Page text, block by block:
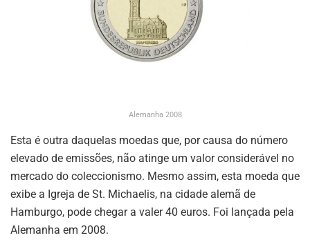
Alemanha 2008
Esta é outra daquelas moedas que, por causa do número
elevado de emissões, não atinge um valor considerável no
mercado do coleccionismo. Mesmo assim, esta moeda que
exibe a Igreja de St. Michaelis, na cidade alemã de
Hamburgo, pode chegar a valer 40 euros. Foi lançada pela
Alemanha em 2008.